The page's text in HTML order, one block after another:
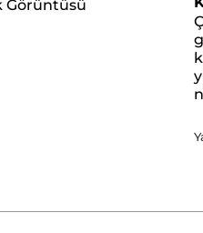
Görüntüsü